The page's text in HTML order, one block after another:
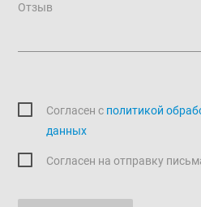
Отзыв
Согласен c политикой
данных
Согласен на отправку